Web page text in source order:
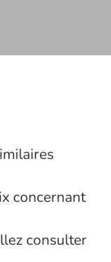
concernant
consulter